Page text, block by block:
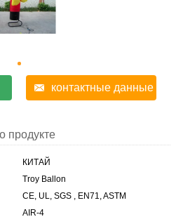
контактные данные
продукте
КИТАЙ
Troy Ballon
CE, UL, SGS , EN71, ASTM
AIR-4